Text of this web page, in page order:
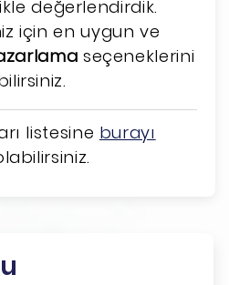
değerlendirdik.
için en uygun ve
seçeneklerini
listesine burayı